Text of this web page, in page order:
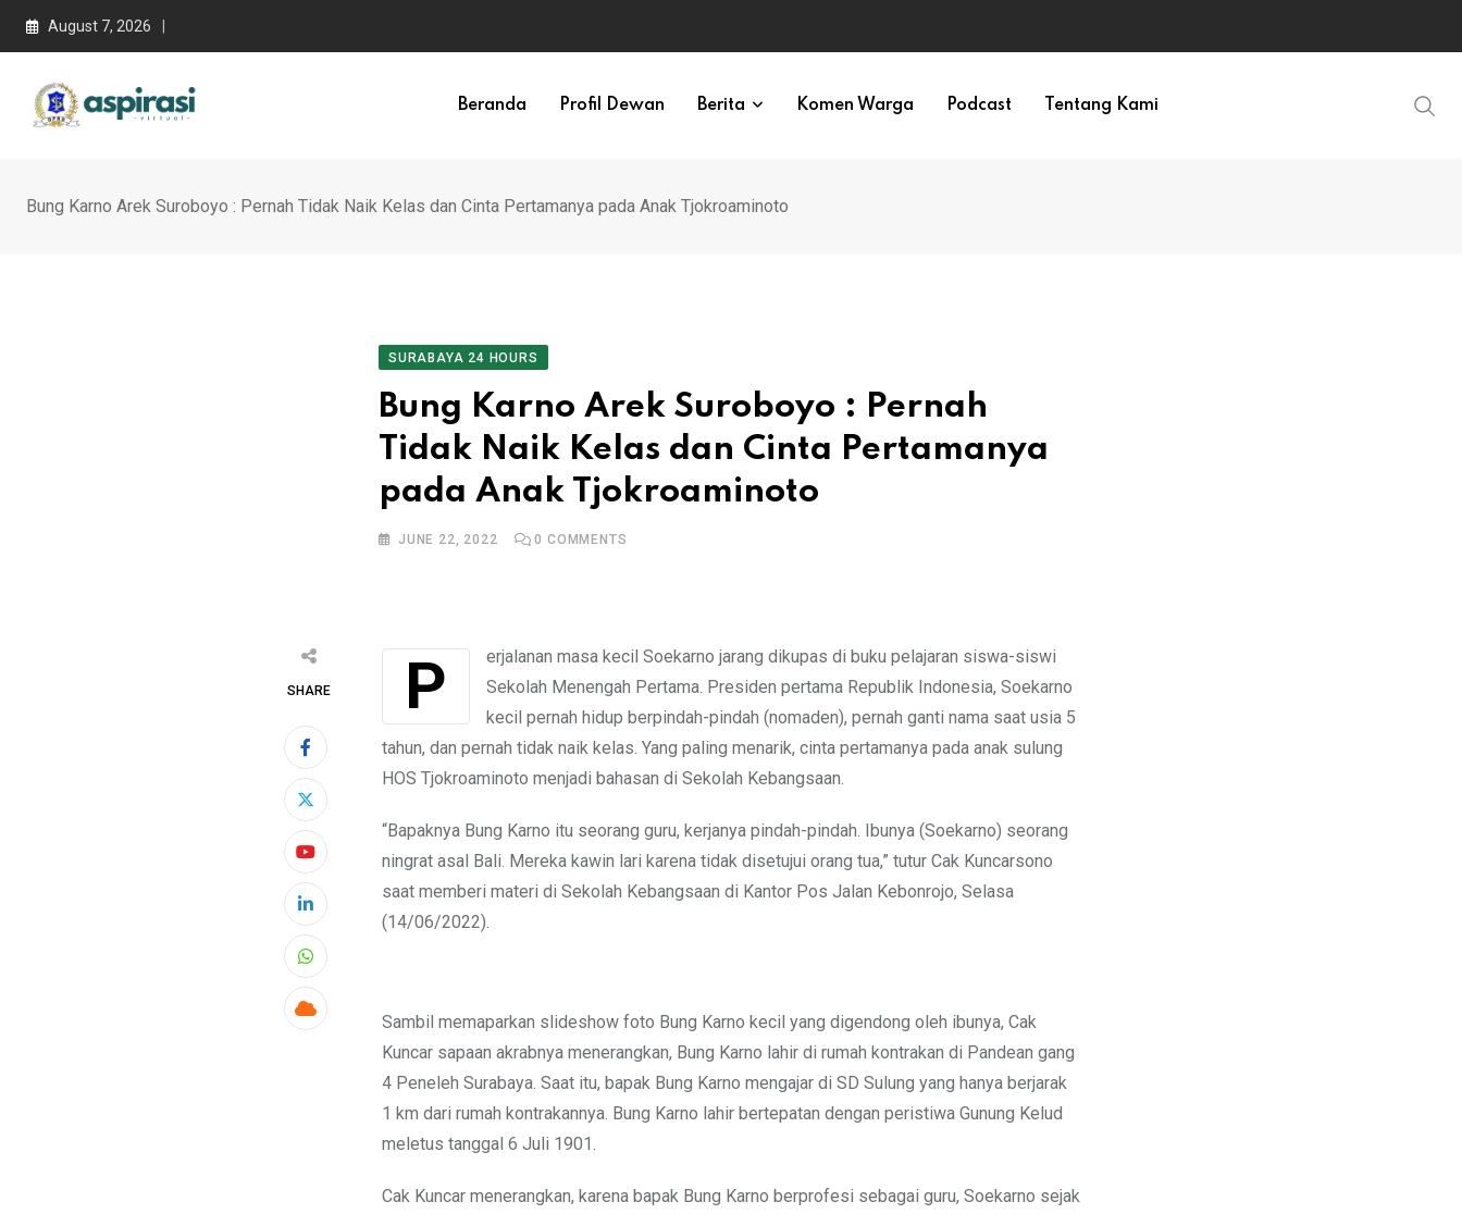
August 7, 2026
Beranda Profil Dewan Berita Komen Warga Podcast Tentang Kami
Bung Karno Arek Suroboyo : Pernah Tidak Naik Kelas dan Cinta Pertamanya pada Anak Tjokroaminoto
SURABAYA 24 HOURS
Bung Karno Arek Suroboyo : Pernah
Tidak Naik Kelas dan Cinta Pertamanya
pada Anak Tjokroaminoto
JUNE 22, 2022 0 COMMENTS
SHARE Perjalanan masa kecil Soekarno jarang dikupas di buku pelajaran siswa-siswi
Sekolah Menengah Pertama. Presiden pertama Republik Indonesia, Soekarno
kecil pernah hidup berpindah-pindah (nomaden), pernah ganti nama saat usia 5
tahun, dan pernah tidak naik kelas. Yang paling menarik, cinta pertamanya pada anak sulung
HOS Tjokroaminoto menjadi bahasan di Sekolah Kebangsaan.
“Bapaknya Bung Karno itu seorang guru, kerjanya pindah-pindah. Ibunya (Soekarno) seorang
ningrat asal Bali. Mereka kawin lari karena tidak disetujui orang tua,” tutur Cak Kuncarsono
saat memberi materi di Sekolah Kebangsaan di Kantor Pos Jalan Kebonrojo, Selasa
(14/06/2022).
Sambil memaparkan slideshow foto Bung Karno kecil yang digendong oleh ibunya, Cak
Kuncar sapaan akrabnya menerangkan, Bung Karno lahir di rumah kontrakan di Pandean gang
4 Peneleh Surabaya. Saat itu, bapak Bung Karno mengajar di SD Sulung yang hanya berjarak
1 km dari rumah kontrakannya. Bung Karno lahir bertepatan dengan peristiwa Gunung Kelud
meletus tanggal 6 Juli 1901.
Cak Kuncar menerangkan, karena bapak Bung Karno berprofesi sebagai guru, Soekarno sejak